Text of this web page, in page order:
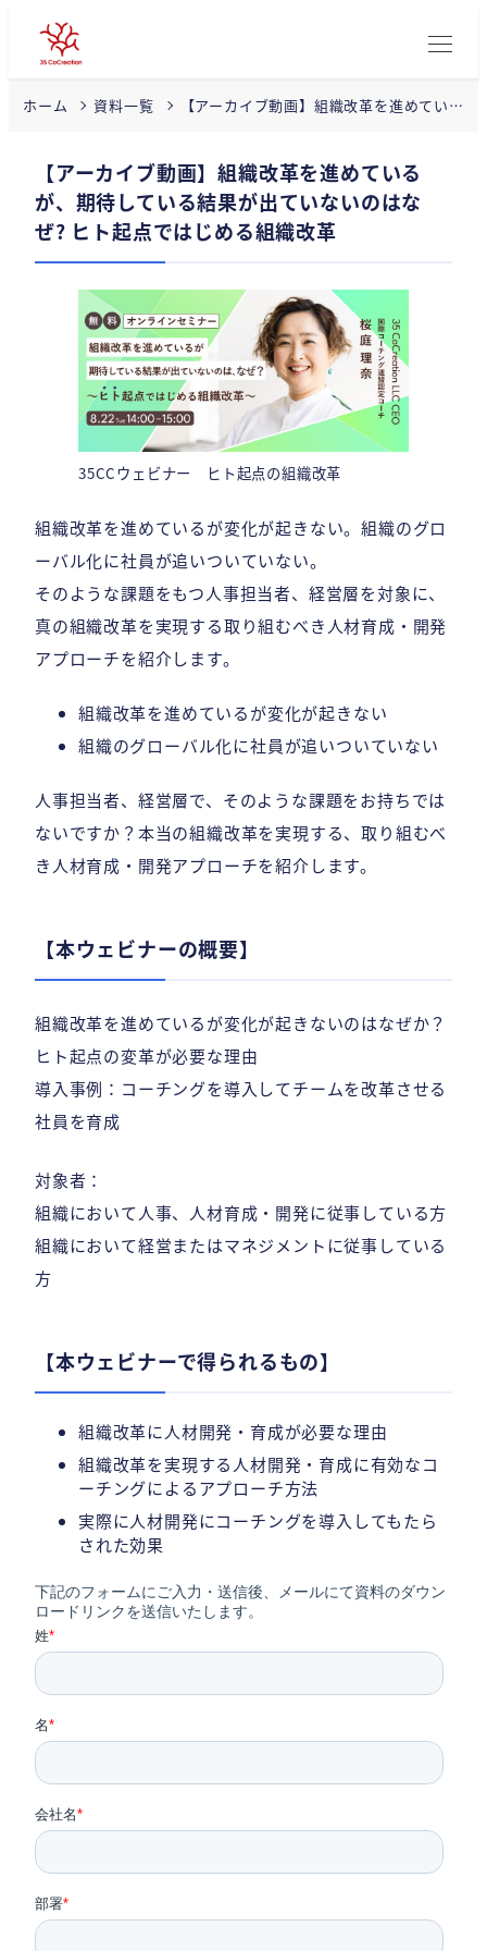
ホーム 資料一覧
【アーカイブ動画】組織改革を進めてい
【アーカイブ動画】組織改革を進めている
が、期待している結果が出ていないのはな
ぜ? ヒト起点ではじめる組織改革
35CCウェビナー ヒト起点の組織改革
組織改革を進めているが変化が起きない。組織のグロ
ーバル化に社員が追いついていない。
そのような課題をもつ人事担当者、経営層を対象に、
真の組織改革を実現する取り組むべき人材育成・開発
アプローチを紹介します。
組織改革を進めているが変化が起きない
組織のグローバル化に社員が追いついていない
人事担当者、経営層で、そのような課題をお持ちでは
ないですか？本当の組織改革を実現する、取り組むべ
き人材育成・開発アプローチを紹介します。
【本ウェビナーの概要】
組織改革を進めているが変化が起きないのはなぜか？
ヒト起点の変革が必要な理由
導入事例：コーチングを導入してチームを改革させる
社員を育成
対象者：
組織において人事、人材育成・開発に従事している方
組織において経営またはマネジメントに従事している
方
【本ウェビナーで得られるもの】
組織改革に人材開発・育成が必要な理由
組織改革を実現する人材開発・育成に有効なコ
ーチングによるアプローチ方法
実際に人材開発にコーチングを導入してもたら
された効果